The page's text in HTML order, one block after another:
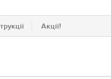
Акції!